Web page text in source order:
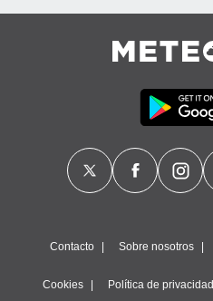
Contacto Sobre nosotros
Cookies Política de privacidad